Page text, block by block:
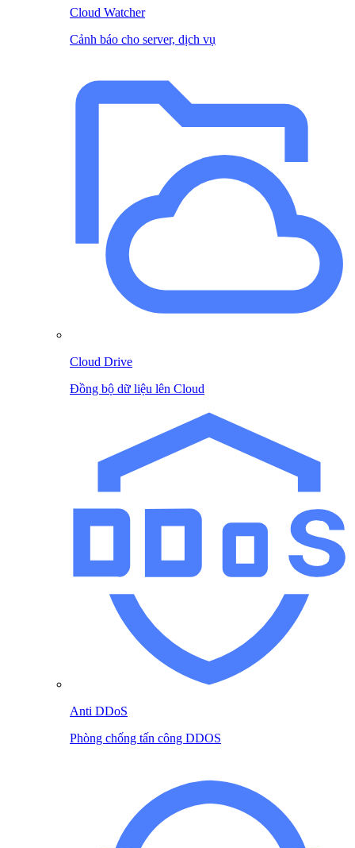
Cloud Watcher
Cảnh báo cho server, dịch vụ
Cloud Drive
Đồng bộ dữ liệu lên Cloud
Anti DDoS
Phòng chống tấn công DDOS